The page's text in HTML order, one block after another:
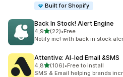
Built for Shopify
Back In Stock! Alert Engine
4,9z 5 hvězd
(22)
Celkový počet recenzí: 22
•Free
Notify me! with back in stock
Attentive: AI‑led Email &SMS
4,8z 5 hvězd
(106)
Celkový počet recenzí: 106
•Free to install
SMS & Email helping brands